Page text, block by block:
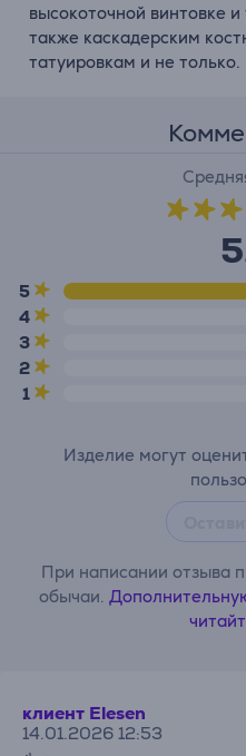
высокоточной винтовке
также каскадерским
татуировкам и не только.
5
4
3
2
1
Изделие могут
При написании отзыва
обычаи.
клиент Elesen
14.01.2026 12:53